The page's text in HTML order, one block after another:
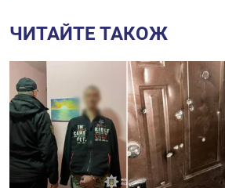
ЧИТАЙТЕ ТАКОЖ